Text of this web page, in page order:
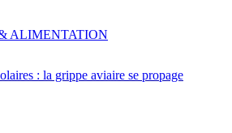
: la grippe aviaire se propage
ALIMENTATION